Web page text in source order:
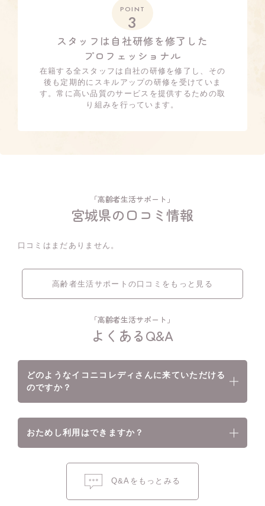
POINT
3
スタッフは自社研修を修了した
プロフェッショナル
在籍する全スタッフは自社の研修を修了し、その
後も定期的にスキルアップの研修を受けていま
す。常に高い品質のサービスを提供するための取
り組みを行っています。
「高齢者生活サポート」
宮城県の口コミ情報
口コミはまだありません。
高齢者生活サポートの口コミをもっと見る
「高齢者生活サポート」
よくあるQ&A
どのようなイコニコレディさんに来ていただける
のですか？
おためし利用はできますか？
Q&Aをもっとみる